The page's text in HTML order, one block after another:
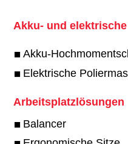
Akku- und
Akku-
Elektrische
Arbeitsplatzlösungen
Balancer